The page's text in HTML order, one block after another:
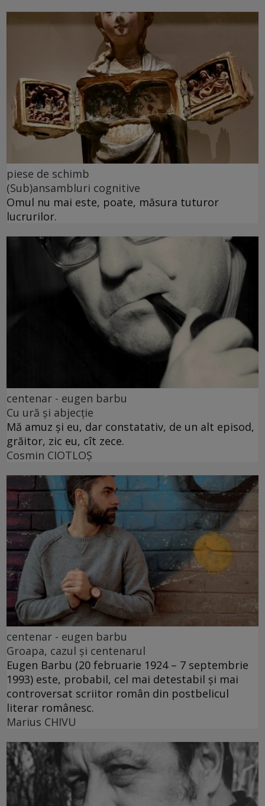
piese de schimb
(Sub)ansambluri cognitive
Omul nu mai este, poate, măsura tuturor
lucrurilor.
centenar - eugen barbu
Cu ură și abjecție
Mă amuz și eu, dar constatativ, de un alt episod,
grăitor, zic eu, cît zece.
Cosmin CIOTLOŞ
centenar - eugen barbu
Groapa, cazul și centenarul
Eugen Barbu (20 februarie 1924 – 7 septembrie
1993) este, probabil, cel mai detestabil și mai
controversat scriitor român din postbelicul
literar românesc.
Marius CHIVU